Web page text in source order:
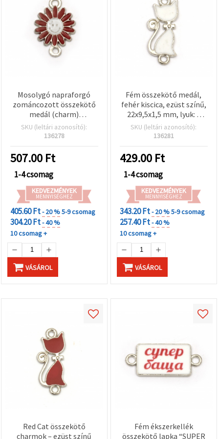
Mosolygó napraforgó
zománcozott összekötő
medál (charm)
ékszerkellék, piros
szirmokkal, fehér arccal,
18,5x13x1,5 mm, két 2
mm-es furattal, 5
db/csomag
SKU (leltári azonosító):
136278
507.00 Ft
1-4 csomag
KEDVEZMÉNYEK
MENNYISÉGHEZ
405.60 Ft- 20 %5-9 csomag
304.20 Ft- 40 %
10 csomag +
VÁSÁROL
Fém összekötő medál,
fehér kiscica, ezüst színű,
22x9,5x1,5 mm, lyuk: 2
mm – 5 db
SKU (leltári azonosító):
136281
429.00 Ft
1-4 csomag
KEDVEZMÉNYEK
MENNYISÉGHEZ
343.20 Ft- 20 %5-9 csomag
257.40 Ft- 40 %
10 csomag +
VÁSÁROL
Red Cat összekötő
charmok – ezüst színű
Fém ékszerkellék
összekötő lapka “SUPER